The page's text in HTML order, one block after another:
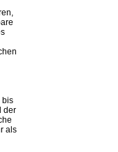
bis
der
als